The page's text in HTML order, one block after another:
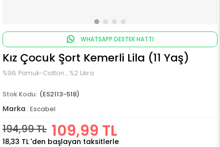
WHATSAPP DESTEK HATTI
Kız Çocuk Şort Kemerli Lila (11 Yaş)
%98 Pamuk-Cotton , %2 Likra
(ES2113-518)
Marka : Escabel
194,99 TL 109,99 TL
18,33 TL 'den başlayan taksitlerle